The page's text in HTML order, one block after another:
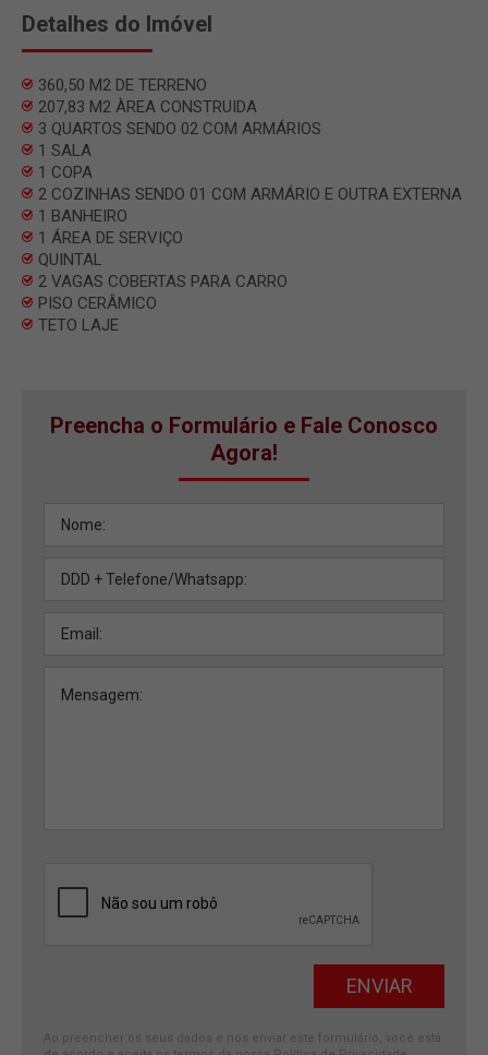
Detalhes do Imóvel
360,50 M2 DE TERRENO
207,83 M2 ÀREA CONSTRUIDA
3 QUARTOS SENDO 02 COM ARMÁRIOS
1 SALA
1 COPA
2 COZINHAS SENDO 01 COM ARMÁRIO E OUTRA EXTERNA
1 BANHEIRO
1 ÁREA DE SERVIÇO
QUINTAL
2 VAGAS COBERTAS PARA CARRO
PISO CERÂMICO
TETO LAJE
Preencha o Formulário e Fale Conosco
Agora!
Ao preencher os seus dados e nos enviar este formulário, você está